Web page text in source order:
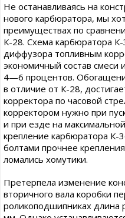
Не останавливаясь на
нового карбюратора, мы
преимуществах по
К-28. Схема карбюратора
диффузора топливным
экономичный состав смеси
4—6 процентов.
в отличие от К-28,
корректора по часовой
корректором нужно при
и при езде на
крепление карбюратора К-
болтами прочнее
ломались хомутики.
Претерпела изменение
вторичного вала коробки
роликоподшипниках длина